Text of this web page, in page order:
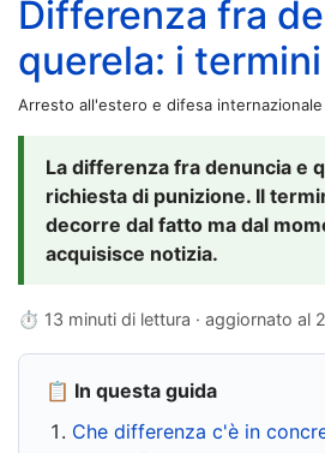
Differenza fra
querela: i termini
Arresto all'estero e difesa internazionale
La differenza fra denuncia e
richiesta di punizione. Il
decorre dal fatto ma dal
acquisisce notizia.
⏱ 13 minuti di lettura · aggiornato al
📋 In questa guida
Che differenza c'è in